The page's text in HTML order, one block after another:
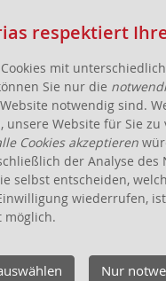
respektiert
mit
Sie nur die
notwendig sind.
Website für Sie zu
Cookies akzeptieren
der Analyse
selbst entscheiden,
wiederrufen,
möglich.
Nur